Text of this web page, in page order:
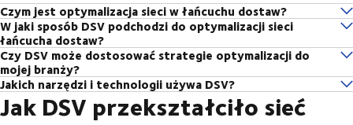
Czym jest optymalizacja sieci w łańcuchu dostaw?
Optymalizacja sieci w łańcuchu dostaw obejmuje analizę i ulepszanie
projektu oraz funkcjonowania sieci łańcucha dostaw w celu
zapewnienia jej jak najbardziej wydajnego i efektywnego kosztowo
działania. Proces ten obejmuje ocenę lokalizacji dostawców, centrów
dystrybucji i magazynów, a także przepływu towarów, tras
transportowych i poziomów zapasów.
W jaki sposób DSV podchodzi do optymalizacji sieci
łańcucha dostaw?
Zdajemy sobie sprawę, że nie ma dwóch takich samych łańcuchów
dostaw, dlatego zawsze zaczynamy od dogłębnej analizy obecnego
łańcucha dostaw w celu zidentyfikowania obszarów nieefektywnych i
możliwości udoskonaleń. Wiąże się to z analizą kluczowych aspektów,
takich jak trasy transportowe, lokalizacje magazynów, poziomy
Czy DSV może dostosować strategie optymalizacji do
mojej branży?
Absolutnie! DSV dysponuje wiedzą branżową w wielu różnych
sektorach i globalnym zasięgiem niezbędnym do stworzenia strategii
łańcucha dostaw, która usprawni Twoje działania. Nasi eksperci łączą
Jakich narzędzi i technologii używa DSV?
Dysponujemy szeregiem narzędzi, które mogą usprawnić łańcuch
dostaw każdej firmy. Od narzędzia MyDSV, które zapewnia wgląd we
Jak DSV przekształciło sieć